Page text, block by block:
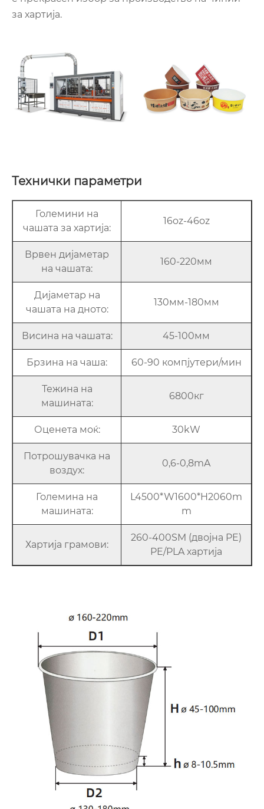
за хартија.
Технички параметри
Големини на
чашата за хартија:
16oz-46oz
Врвен дијаметар
на чашата:
160-220мм
Дијаметар на
чашата на дното:
130мм-180мм
Висина на чашата: 45-100мм
Брзина на чаша: 60-90 компјутери/мин
Тежина на
машината:
6800кг
Оценета моќ: 30kW
Потрошувачка на
воздух:
0,6-0,8mA
Големина на
машината:
L4500*W1600*H2060m
m
Хартија грамови:
260-400SM (двојна PE)
PE/PLA хартија